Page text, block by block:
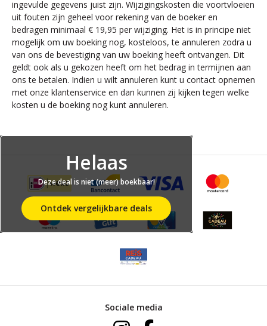
ingevulde gegevens juist zijn. Wijzigingskosten die voortvloeien
uit fouten zijn geheel voor rekening van de boeker en
bedragen minimaal € 19,95 per wijziging. Het is in principe niet
mogelijk om uw boeking nog, kosteloos, te annuleren zodra u
van ons de bevestiging van uw boeking heeft ontvangen. Dit
geldt ook als u gekozen heeft om het bedrag in termijnen aan
ons te betalen. Indien u wilt annuleren kunt u contact opnemen
met onze klantenservice en dan kunnen zij kijken tegen welke
kosten u de boeking nog kunt annuleren.
Helaas
Deze deal is niet (meer) boekbaar!
Ontdek vergelijkbare deals
Sociale media